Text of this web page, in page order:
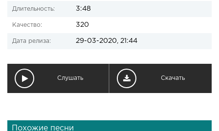
Длительность: 3:48
Качество: 320
Дата релиза: 29-03-2020, 21:44
Слушать Скачать
Похожие песни